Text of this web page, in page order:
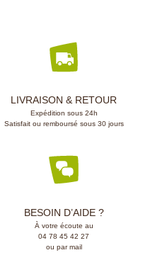
LIVRAISON & RETOUR
Expédition sous 24h
Satisfait ou remboursé sous 30 jours
BESOIN D’AIDE ?
À votre écoute au
04 78 45 42 27
ou par mail